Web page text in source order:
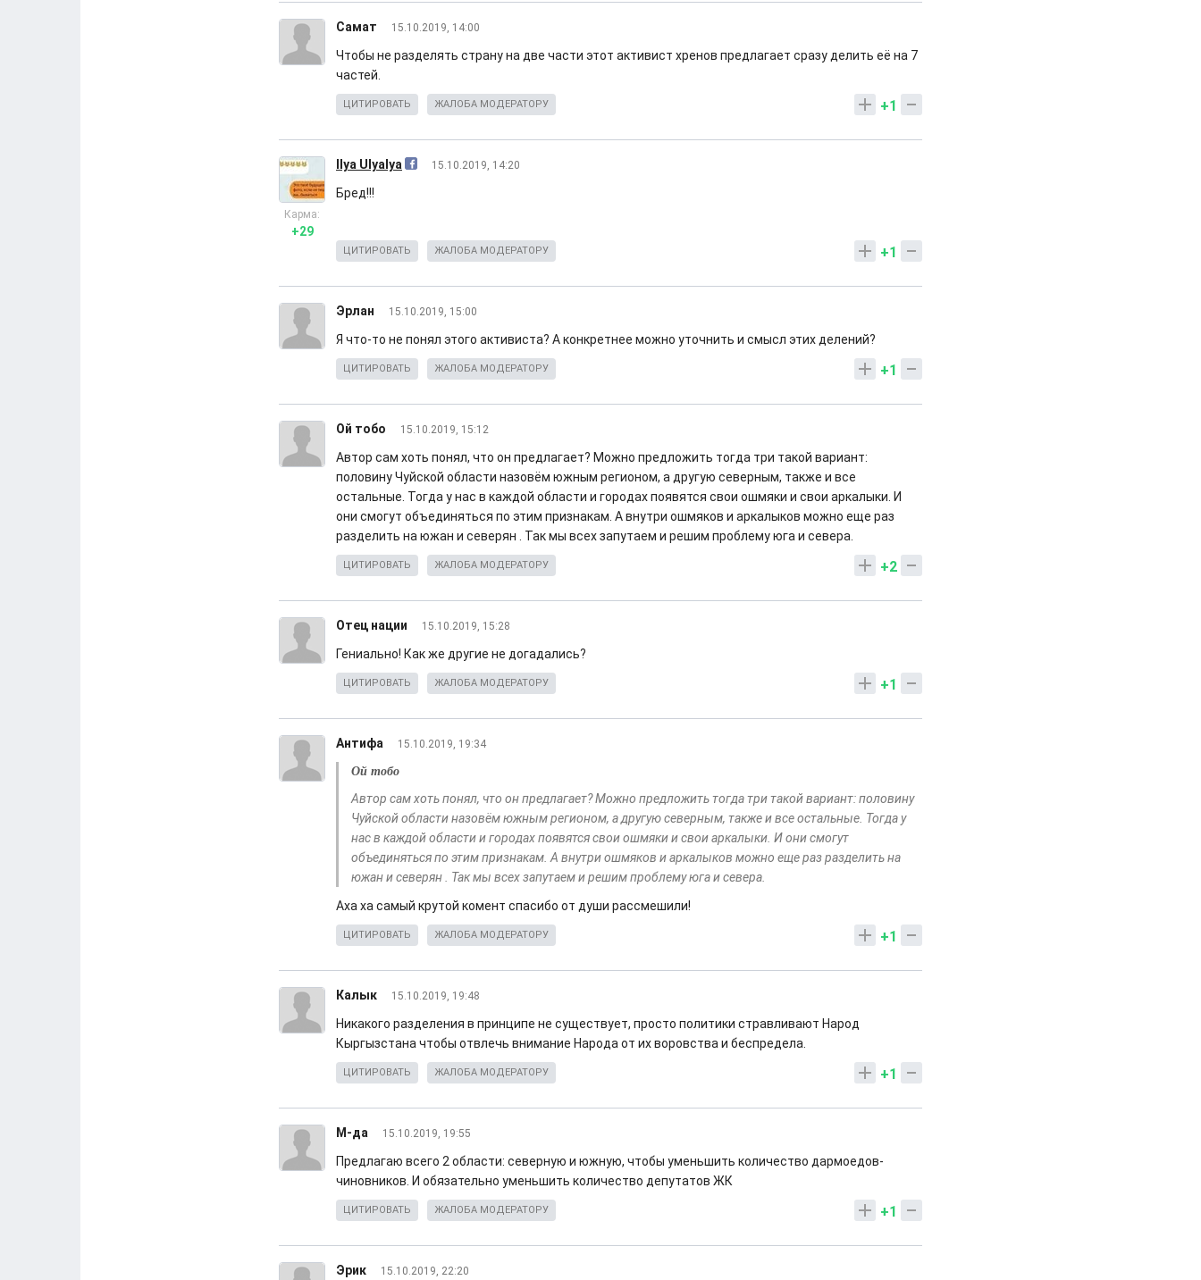
Самат 15.10.2019, 14:00
Чтобы не разделять страну на две части этот активист хренов предлагает сразу делить её на 7
частей.
+1
ЦИТИРОВАТЬ ЖАЛОБА МОДЕРАТОРУ
Ilya Ulyalya 15.10.2019, 14:20
Карма:
+29
Бред!!!
+1
ЦИТИРОВАТЬ ЖАЛОБА МОДЕРАТОРУ
Эрлан 15.10.2019, 15:00
Я что-то не понял этого активиста? А конкретнее можно уточнить и смысл этих делений?
+1
ЦИТИРОВАТЬ ЖАЛОБА МОДЕРАТОРУ
Ой тобо 15.10.2019, 15:12
Автор сам хоть понял, что он предлагает? Можно предложить тогда три такой вариант:
половину Чуйской области назовём южным регионом, а другую северным, также и все
остальные. Тогда у нас в каждой области и городах появятся свои ошмяки и свои аркалыки. И
они смогут объединяться по этим признакам. А внутри ошмяков и аркалыков можно еще раз
разделить на южан и северян . Так мы всех запутаем и решим проблему юга и севера.
+2
ЦИТИРОВАТЬ ЖАЛОБА МОДЕРАТОРУ
Отец нации 15.10.2019, 15:28
Гениально! Как же другие не догадались?
+1
ЦИТИРОВАТЬ ЖАЛОБА МОДЕРАТОРУ
Антифа 15.10.2019, 19:34
Ой тобо
Автор сам хоть понял, что он предлагает? Можно предложить тогда три такой вариант: половину
Чуйской области назовём южным регионом, а другую северным, также и все остальные. Тогда у
нас в каждой области и городах появятся свои ошмяки и свои аркалыки. И они смогут
объединяться по этим признакам. А внутри ошмяков и аркалыков можно еще раз разделить на
южан и северян . Так мы всех запутаем и решим проблему юга и севера.
Аха ха самый крутой комент спасибо от души рассмешили!
+1
ЦИТИРОВАТЬ ЖАЛОБА МОДЕРАТОРУ
Калык 15.10.2019, 19:48
Никакого разделения в принципе не существует, просто политики стравливают Народ
Кыргызстана чтобы отвлечь внимание Народа от их воровства и беспредела.
+1
ЦИТИРОВАТЬ ЖАЛОБА МОДЕРАТОРУ
М-да 15.10.2019, 19:55
Предлагаю всего 2 области: северную и южную, чтобы уменьшить количество дармоедов-
чиновников. И обязательно уменьшить количество депутатов ЖК
+1
ЦИТИРОВАТЬ ЖАЛОБА МОДЕРАТОРУ
Эрик 15.10.2019, 22:20